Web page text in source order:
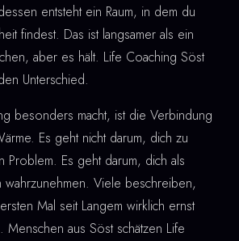
entsteht ein Raum, in dem du
findest. Das ist langsamer als ein
aber es hält. Life Coaching Söst
Unterschied.
besonders macht, ist die Verbindung
Es geht nicht darum, dich zu
Problem. Es geht darum, dich als
wahrzunehmen. Viele beschreiben,
Mal seit Langem wirklich ernst
Menschen aus Söst schätzen Life